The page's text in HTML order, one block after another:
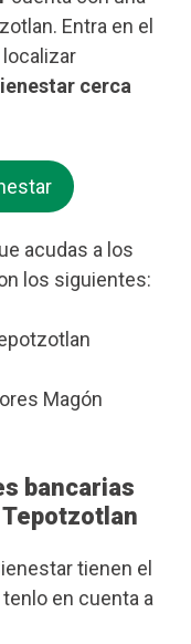
Entra en el
cerca
acudas a los
los siguientes:
Magón
bancarias
tienen el
tenlo en cuenta a